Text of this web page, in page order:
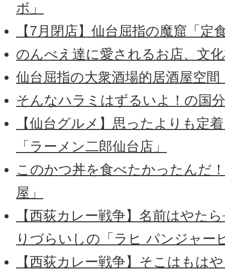
ボ」
【7月閉店】仙台屈指の魔窟「定
のんべえ達に愛されるお店、文
仙台屈指の大衆酒場的居酒屋空
そんなハラミはずるいよ！の国
【仙台グルメ】思ったよりも定
「ラーメン二郎仙台店」
このかつ丼を食べたかったんだ
屋」
【西荻カレー戦争】名前はやた
りづらいしの「ラヒ パンジャー
【西荻カレー戦争】そこはもは